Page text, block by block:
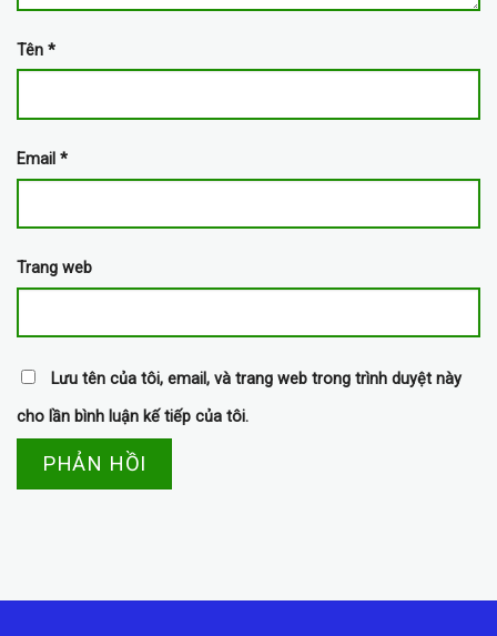
Tên *
Email *
Trang web
Lưu tên của tôi, email, và trang web trong trình duyệt này
cho lần bình luận kế tiếp của tôi.